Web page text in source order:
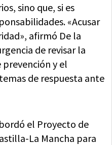
sino que, si es
«Acusar
afirmó De la
de revisar la
prevención y el
de respuesta ante
el Proyecto de
La Mancha para